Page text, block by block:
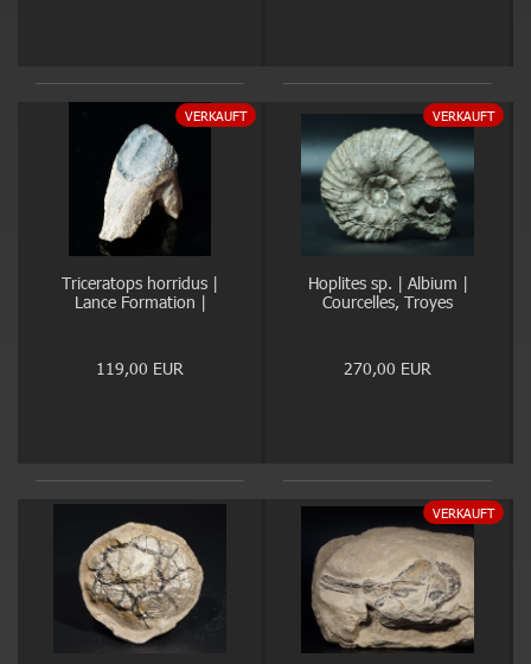
VERKAUFT
Triceratops horridus |
Lance Formation |
119,00 EUR
VERKAUFT
Hoplites sp. | Albium |
Courcelles, Troyes
270,00 EUR
VERKAUFT